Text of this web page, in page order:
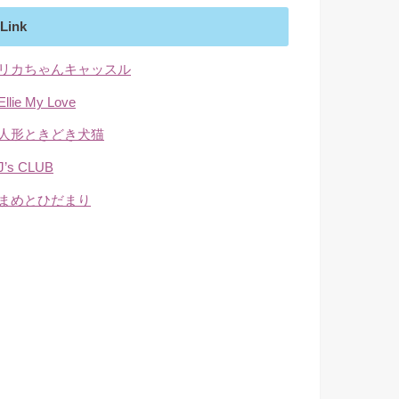
Link
カちゃんキャッスル
My Love
形ときどき犬猫
CLUB
めとひだまり